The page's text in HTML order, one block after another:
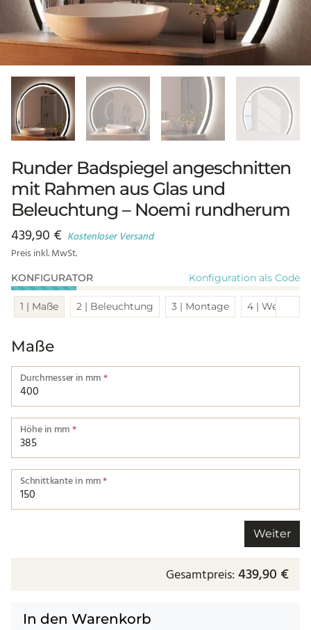
Runder Badspiegel angeschnitten
mit Rahmen aus Glas und
Beleuchtung – Noemi rundherum
439,90 € Kostenloser Versand
Preis inkl. MwSt.
KONFIGURATOR Konfiguration als Code
1 | Maße 2 | Beleuchtung 3 | Montage 4 | Weitere
Maße
Durchmesser in mm*
Durchmesser von einer Kante bis zur nächsten.
Höhe in mm*
Höhe der Schnittkante.
Schnittkante in mm*
Weiter
Gesamtpreis: 439,90 €
In den Warenkorb